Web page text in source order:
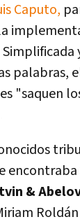
Caputo,
Simplificada
palabras,
"saquen
encontraba
&